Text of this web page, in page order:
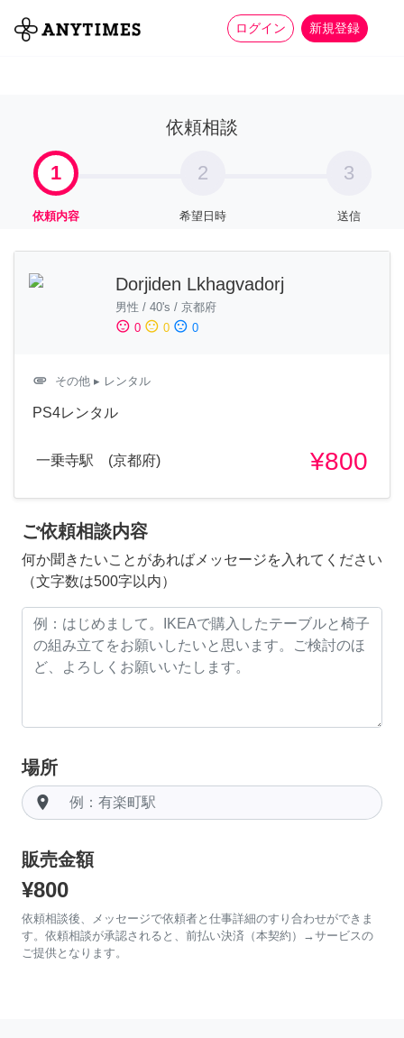
ログイン 新規登録
全て 家事 more_horiz
依頼相談
1
依頼内容
2
希望日時
3
送信
Dorjiden Lkhagvadorj
男性 / 40's / 京都府
sentiment_satisfied 0 sentiment_neutral 0 sentiment_dissatisfied 0
attachment その他 ▸ レンタル
PS4レンタル
一乗寺駅 (京都府) ¥800
ご依頼相談内容
何か聞きたいことがあればメッセージを入れてください
（文字数は500字以内）
場所
room
販売金額
¥800
依頼相談後、メッセージで依頼者と仕事詳細のすり合わせができま
す。依頼相談が承認されると、前払い決済（本契約）→サービスの
ご提供となります。